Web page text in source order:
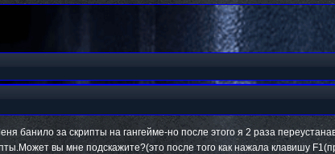
банило за скрипты на гангейме-но после этого я 2 раза
вы мне подскажите?(это после того как нажала клавишу